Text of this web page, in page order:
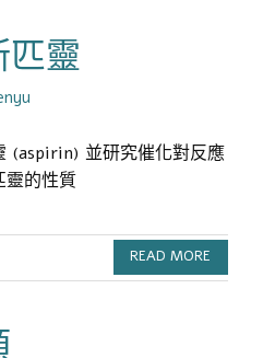
匹靈
(aspirin) 並研究催化對反應
靈的性質
READ MORE